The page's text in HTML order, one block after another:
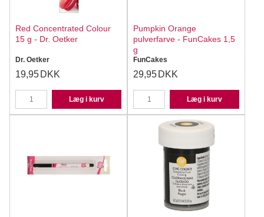
Red Concentrated Colour
15 g - Dr. Oetker
Dr. Oetker
19,95 DKK
Læg i kurv
Pumpkin Orange
pulverfarve - FunCakes 1,5
g
FunCakes
29,95 DKK
Læg i kurv